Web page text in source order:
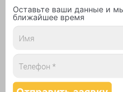
Оставьте ваши данные и
ближайшее время